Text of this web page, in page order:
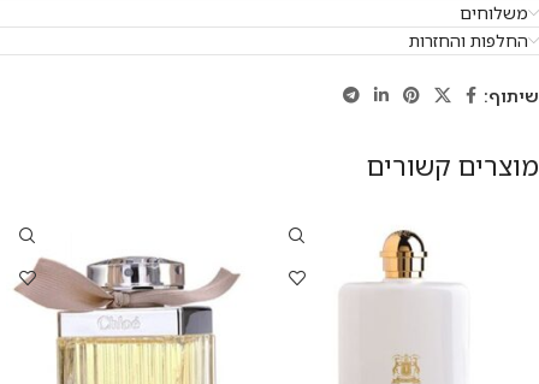
משלוחים
החלפות והחזרות
שיתוף:
מוצרים קשורים